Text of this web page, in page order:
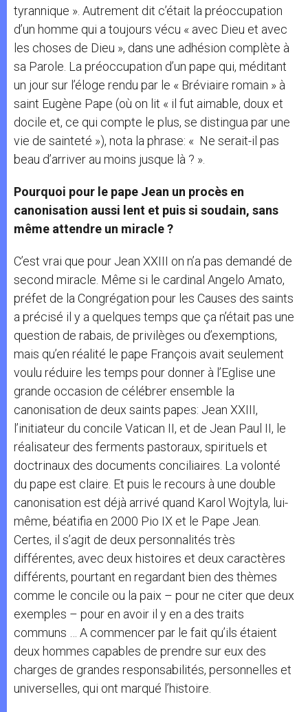
tyrannique ». Autrement dit c’était la préoccupation
d’un homme qui a toujours vécu « avec Dieu et avec
les choses de Dieu », dans une adhésion complète à
sa Parole. La préoccupation d’un pape qui, méditant
un jour sur l’éloge rendu par le « Bréviaire romain » à
saint Eugène Pape (où on lit « il fut aimable, doux et
docile et, ce qui compte le plus, se distingua par une
vie de sainteté »), nota la phrase: « Ne serait-il pas
beau d’arriver au moins jusque là ? ».
Pourquoi pour le pape Jean un procès en
canonisation aussi lent et puis si soudain, sans
même attendre un miracle ?
C’est vrai que pour Jean XXIII on n’a pas demandé de
second miracle. Même si le cardinal Angelo Amato,
préfet de la Congrégation pour les Causes des saints
a précisé il y a quelques temps que ça n’était pas une
question de rabais, de privilèges ou d’exemptions,
mais qu’en réalité le pape François avait seulement
voulu réduire les temps pour donner à l’Eglise une
grande occasion de célébrer ensemble la
canonisation de deux saints papes: Jean XXIII,
l’initiateur du concile Vatican II, et de Jean Paul II, le
réalisateur des ferments pastoraux, spirituels et
doctrinaux des documents conciliaires. La volonté
du pape est claire. Et puis le recours à une double
canonisation est déjà arrivé quand Karol Wojtyla, lui-
même, béatifia en 2000 Pio IX et le Pape Jean.
Certes, il s’agit de deux personnalités très
différentes, avec deux histoires et deux caractères
différents, pourtant en regardant bien des thèmes
comme le concile ou la paix – pour ne citer que deux
exemples – pour en avoir il y en a des traits
communs … A commencer par le fait qu’ils étaient
deux hommes capables de prendre sur eux des
charges de grandes responsabilités, personnelles et
universelles, qui ont marqué l’histoire.